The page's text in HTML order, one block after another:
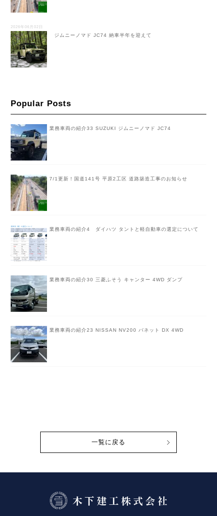
2026年06月02日
ジムニーノマド JC74 納車半年を迎えて
Popular Posts
業務車両の紹介33 SUZUKI ジムニーノマド JC74
7/1更新！国道141号 平原2工区 道路築造工事のお知らせ
業務車両の紹介4 ダイハツ タントと軽自動車の選定について
業務車両の紹介30 三菱ふそう キャンター 4WD ダンプ
業務車両の紹介23 NISSAN NV200 バネット DX 4WD
一覧に戻る